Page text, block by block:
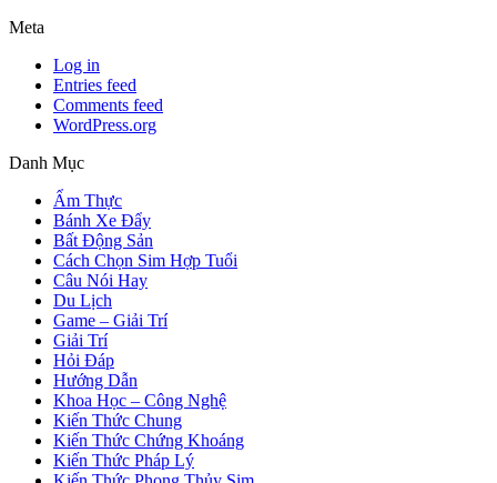
Meta
Log in
Entries feed
Comments feed
WordPress.org
Danh Mục
Ẩm Thực
Bánh Xe Đẩy
Bất Động Sản
Cách Chọn Sim Hợp Tuổi
Câu Nói Hay
Du Lịch
Game – Giải Trí
Giải Trí
Hỏi Đáp
Hướng Dẫn
Khoa Học – Công Nghệ
Kiến Thức Chung
Kiến Thức Chứng Khoáng
Kiến Thức Pháp Lý